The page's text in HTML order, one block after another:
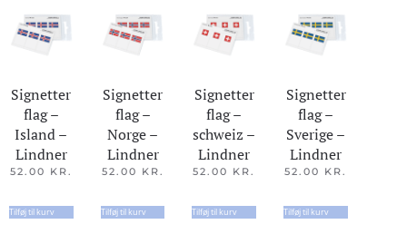
Signetter
flag –
Island –
Lindner
52.00 KR.
Tilføj til kurv
Signetter
flag –
Norge –
Lindner
52.00 KR.
Tilføj til kurv
Signetter
flag –
schweiz –
Lindner
52.00 KR.
Tilføj til kurv
Signetter
flag –
Sverige –
Lindner
52.00 KR.
Tilføj til kurv